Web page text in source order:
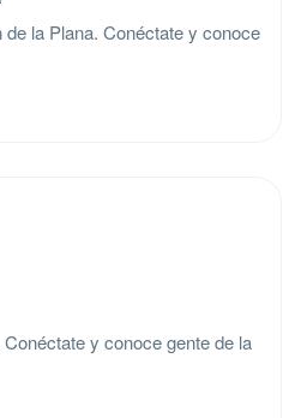
la Plana. Conéctate y conoce
y conoce gente de la